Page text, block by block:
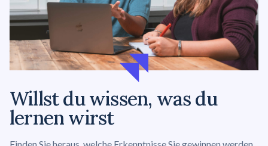
Willst du wissen, was du
lernen wirst